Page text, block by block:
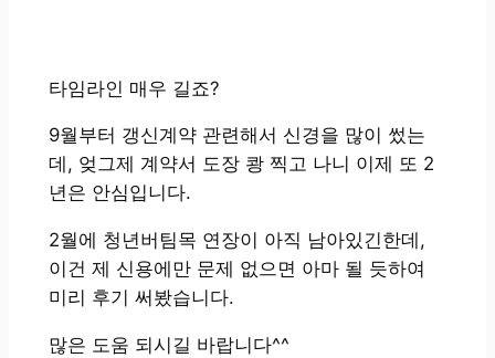
타임라인 매우 길죠?
9월부터 갱신계약 관련해서 신경을 많이 썼는
데, 엊그제 계약서 도장 쾅 찍고 나니 이제 또 2
년은 안심입니다.
2월에 청년버팀목 연장이 아직 남아있긴한데,
이건 제 신용에만 문제 없으면 아마 될 듯하여
미리 후기 써봤습니다.
많은 도움 되시길 바랍니다^^